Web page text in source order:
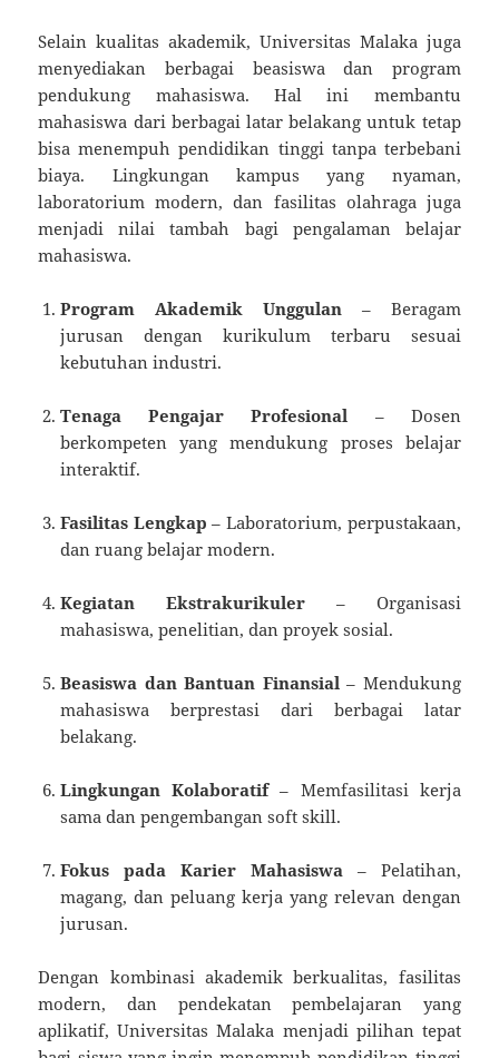
Selain kualitas akademik, Universitas Malaka juga
menyediakan berbagai beasiswa dan program
pendukung mahasiswa. Hal ini membantu
mahasiswa dari berbagai latar belakang untuk tetap
bisa menempuh pendidikan tinggi tanpa terbebani
biaya. Lingkungan kampus yang nyaman,
laboratorium modern, dan fasilitas olahraga juga
menjadi nilai tambah bagi pengalaman belajar
mahasiswa.
Program Akademik Unggulan – Beragam
jurusan dengan kurikulum terbaru sesuai
kebutuhan industri.
Tenaga Pengajar Profesional – Dosen
berkompeten yang mendukung proses belajar
interaktif.
Fasilitas Lengkap – Laboratorium, perpustakaan,
dan ruang belajar modern.
Kegiatan Ekstrakurikuler – Organisasi
mahasiswa, penelitian, dan proyek sosial.
Beasiswa dan Bantuan Finansial – Mendukung
mahasiswa berprestasi dari berbagai latar
belakang.
Lingkungan Kolaboratif– Memfasilitasi kerja
sama dan pengembangan soft skill.
Fokus pada Karier Mahasiswa – Pelatihan,
magang, dan peluang kerja yang relevan dengan
jurusan.
Dengan kombinasi akademik berkualitas, fasilitas
modern, dan pendekatan pembelajaran yang
aplikatif, Universitas Malaka menjadi pilihan tepat